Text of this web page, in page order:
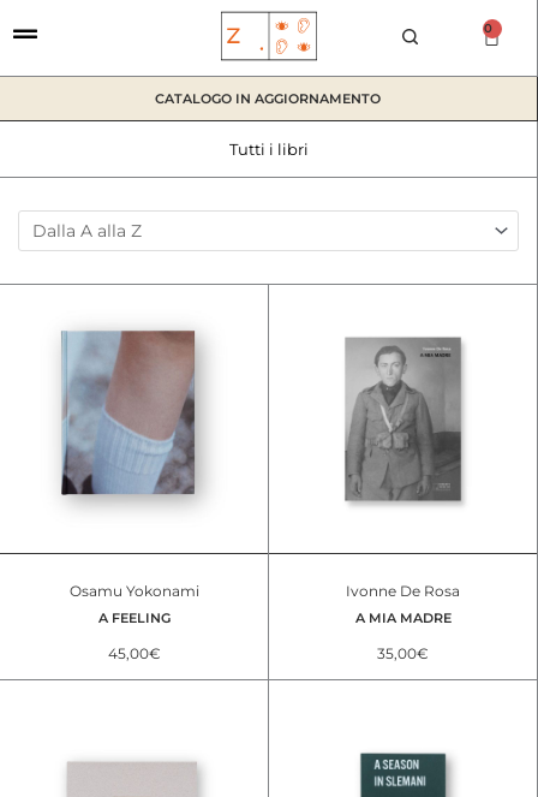
0
CATALOGO IN AGGIORNAMENTO
Tutti i libri
Sort Products
Osamu Yokonami
A FEELING
45,00€
Ivonne De Rosa
A MIA MADRE
35,00€